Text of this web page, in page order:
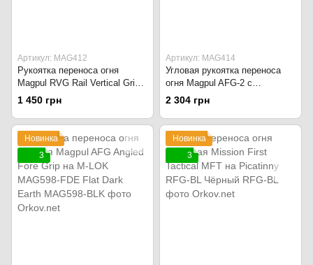
Артикул: MAG412
Рукоятка переноса огня
Magpul RVG Rail Vertical Grip
на Picatinny MAG412-FDE Flat
Dark Earth
1 450 грн
Артикул: MAG414
Угловая рукоятка переноса
огня Magpul AFG-2 с
креплением на планку
Picatinny, MAG414-ODG Olive
Drab Green
2 304 грн
Новинка
3
Новинка
3